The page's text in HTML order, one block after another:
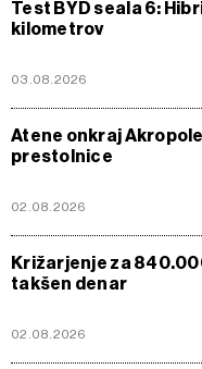
Test BYD seala 6:
kilometrov
03.08.2026
Atene onkraj
prestolnice
02.08.2026
Križarjenje za
takšen denar
02.08.2026